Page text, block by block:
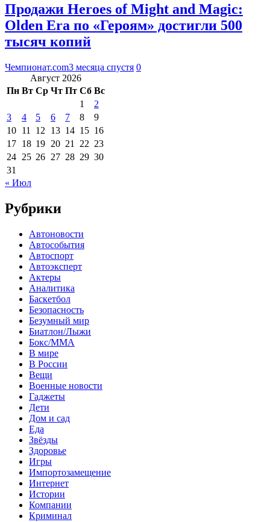
Продажи Heroes of Might and Magic:
Olden Era по «Героям» достигли 500
тысяч копий
Чемпионат.com3 месяца спустя 0
Август 2026
Пн Вт Ср Чт Пт Сб Вс
1
2
3
4 5 6 7 8
9
10 11 12 13 14 15 16
17 18 19 20 21 22 23
24 25 26 27 28 29 30
31
« Июл
Рубрики
Автоновости
Автособытия
Автоспорт
Автоэксперт
Актеры
Аналитика
Баскетбол
Безопасность
Безумный мир
Биатлон/Лыжи
Бокс/MMA
В мире
В России
Вещи
Военные новости
Гаджеты
Дети
Дом и сад
Еда
Звёзды
Здоровье
Игры
Импортозамещение
Интернет
Истории
Компании
Криминал